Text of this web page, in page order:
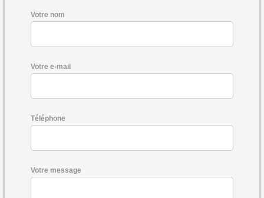
Votre nom
Votre e-mail
Téléphone
Votre message